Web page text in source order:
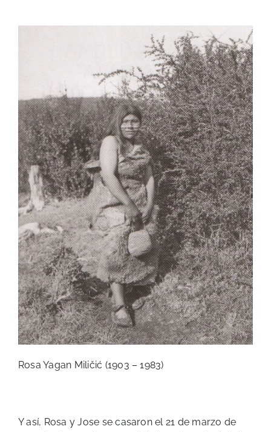
Rosa Yagan Miličić (1903 – 1983)
Y así, Rosa y Jose se casaron el 21 de marzo de